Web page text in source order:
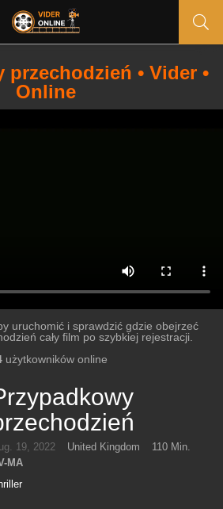
przechodzień • Vider •
Online
uruchomić i sprawdzić gdzie obejrzeć
cały film po szybkiej rejestracji.
użytkowników online
19, 2022 United Kingdom
110 Min.
MA